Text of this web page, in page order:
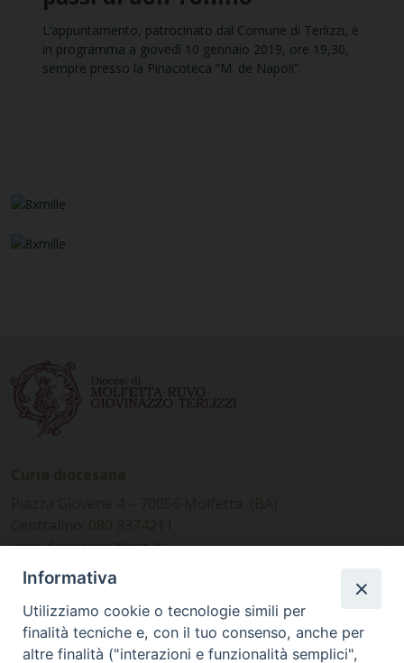
L’appuntamento, patrocinato dal Comune di Terlizzi, è
in programma a giovedì 10 gennaio 2019, ore 19,30,
sempre presso la Pinacoteca “M. de Napoli”.
www.diocesimolfetta.it –
diocesimolfetta@pec.chiesacattolica.it
Ufficio Comunicazioni sociali
Informativa
Utilizziamo cookie o tecnologie simili per
finalità tecniche e, con il tuo consenso, anche per
altre finalità ("interazioni e funzionalità semplici",